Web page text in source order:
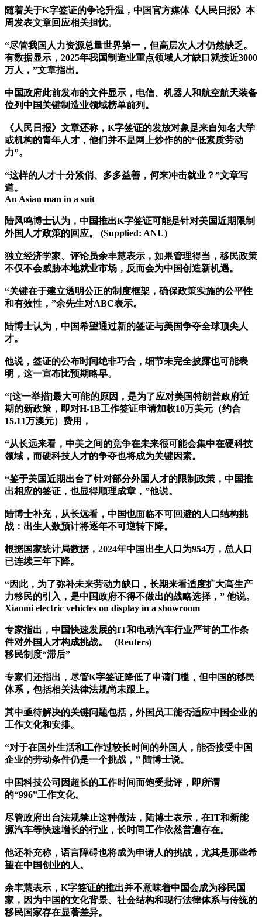
随着关于K字签证的争论升温，中国官方媒体《人民日报》本
周发表文章回应相关担忧。
“尽管我国人力资源总量世界第一，但高层次人才仍然缺乏。
有数据显示，2025年我国制造业重点领域人才缺口就接近3000
万人，”文章指出。
中国政府此前发布的文件显示，电信、机器人和航空航天装备
位列中国关键制造业领域榜单前列。
《人民日报》文章还称，K字签证的发放对象是来自知名大学
或机构的青年人才，他们并不是网上炒作的的“低素质劳动
力”。
“这样的人才十分紧俏、多多益善，何来冲击就业？”文章写
道。
An Asian man in a suit
陆风鸣博士认为，中国推出K字签证可能是针对美国近期限制
外国人才政策的回应。 (Supplied: ANU)
独立经济学家、评论员余丰慧表示，如果管理得当，移民政策
不仅不会威胁本地就业市场，反而会为中国创造新机遇。
“关键在于建立透明公正的制度框架，确保政策实施的公平性
和有效性，”余先生对ABC表示。
陆博士认为，中国希望通过新的签证与美国争夺全球顶尖人
才。
他说，签证的公布时间绝非巧合，细节未完全披露也可能表
明，这一宣布比预期略早。
“[这一举措]最大可能的原因，是为了应对美国特朗普政府近
期的新政策，即对H-1B工作签证申请加收10万美元（约合
15.11万澳元）费用，
“从长远来看，中美之间的竞争在未来很可能会集中在硬科技
领域，而硬科技人才的争夺也将成为关键因素。
“鉴于美国近期出台了针对部分外国人才的限制政策，中国推
出相应的签证，也显得顺理成章，”他说。
陆博士补充，从长远看，中国也面临不可回避的人口结构挑
战：出生人数预计将逐年不可逆转下降。
根据国家统计局数据，2024年中国出生人口为954万，总人口
已连续三年下降。
“因此，为了弥补未来劳动力缺口，长期来看适度扩大高生产
力移民的引入，是中国政府不得不做出的战略选择，” 他说。
Xiaomi electric vehicles on display in a showroom
专家指出，中国快速发展的IT和电动汽车行业严苛的工作条
件对外国人才构成挑战。 (Reuters)
移民制度“滞后”
专家们还指出，尽管K字签证降低了申请门槛，但中国的移民
体系，包括相关法律法规尚未跟上。
其中亟待解决的关键问题包括，外国员工能否适应中国企业的
工作文化和安排。
“对于在国外生活和工作过较长时间的外国人，能否接受中国
企业的劳动条件仍是一个挑战，” 陆博士说。
中国科技公司因超长的工作时间而饱受批评，即所谓
的“996”工作文化。
尽管政府出台法规禁止这种做法，陆博士表示，在IT和新能
源汽车等快速增长的行业，长时间工作依然普遍存在。
他还补充称，语言障碍也将成为申请人的挑战，尤其是那些希
望在中国创业的人。
余丰慧表示，K字签证的推出并不意味着中国会成为移民国
家，因为中国的文化背景、社会结构和现行法律体系与传统的
移民国家存在显著差异。